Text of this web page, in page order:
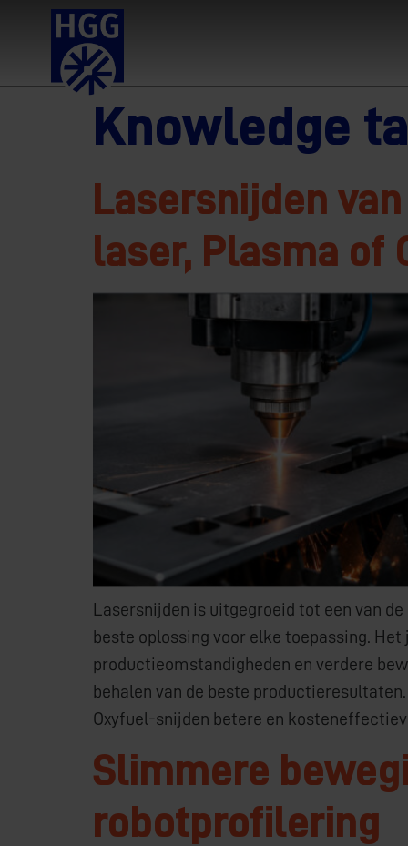
Knowledge
Lasersnijden
laser, Plasma of
Lasersnijden is uitgegroeid tot een van
beste oplossing voor elke toepassing.
productieomstandigheden en verdere
behalen van de beste
Oxyfuel-snijden betere en
Slimmere
robotprofilering